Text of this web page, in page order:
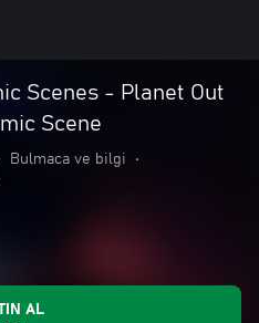
Scenes - Planet Out
Scene
Bulmaca ve bilgi
•
AL